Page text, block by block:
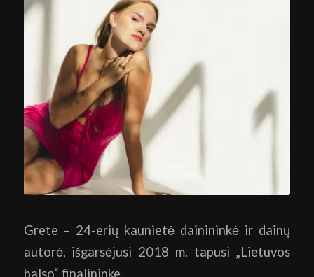
Grete – 24-erių kaunietė dainininkė ir dainų
autorė, išgarsėjusi 2018 m. tapusi „Lietuvos
balso“ finalininke.